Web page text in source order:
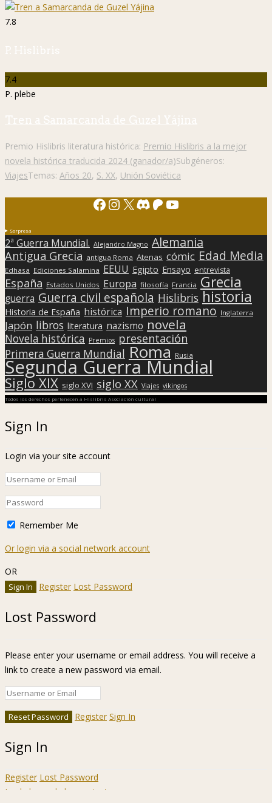
7.8
P. Hislibris
7.4
P. plebe
Tren a Samarcanda de Guzel Yájina
Premio Hislibris literatura histórica: Premio Hislibris a la mejor
novela histórica traducida 2024 (ganador/a)Subgéneros:
ViajesTemas: Años 20, S. XX, Unión Soviética
Facebook
Instagram
X Discord
Patreon
YouTube
Sorpresa
2ª Guerra Mundial. Alejandro Magno Alemania
Antigua Grecia antigua Roma Atenas cómic Edad Media
Edhasa Ediciones Salamina EEUU Egipto Ensayo entrevista
España Estados Unidos Europa filosofía Francia Grecia
guerra Guerra civil española Hislibris historia
Historia de España histórica Imperio romano Inglaterra
Japón libros literatura nazismo novela
Novela histórica Premios presentación
Primera Guerra Mundial Roma Rusia
Segunda Guerra Mundial
Siglo XIX siglo XVI siglo XX Viajes vikingos
Todos los derechos pertenecen a Hislibris Asociación cultural
Sign In
Login via your site account
Remember Me
Or login via a social network account
OR
Register Lost Password
Lost Password
Please enter your username or email address. You will receive a
link to create a new password via email.
Register Sign In
Sign In
Register Lost Password
Ir a la barra de herramientas